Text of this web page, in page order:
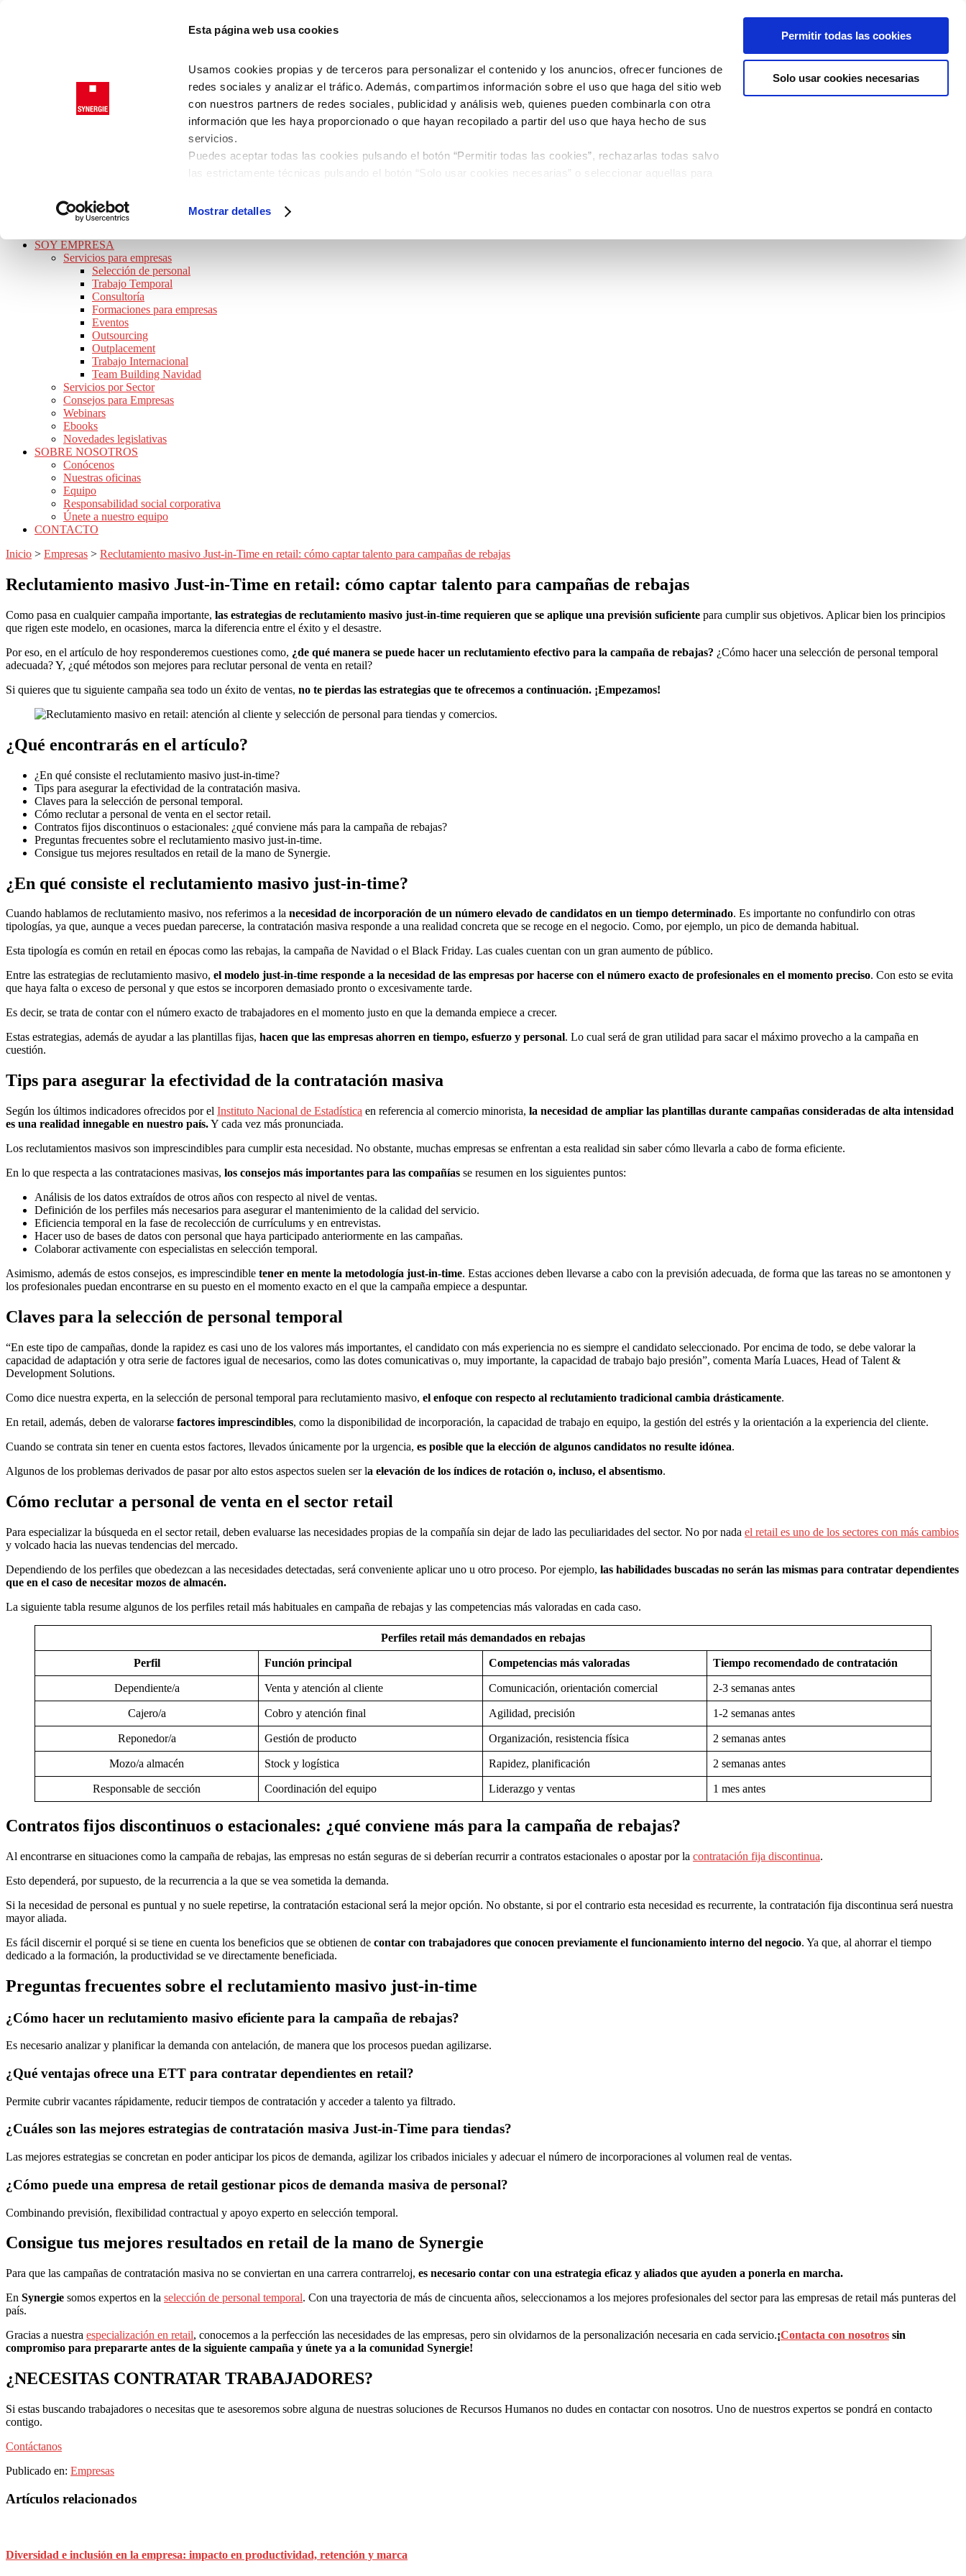
Esta página web usa cookies
Usamos cookies propias y de terceros para personalizar el contenido y los anuncios, ofrecer funciones de
redes sociales y analizar el tráfico. Además, compartimos información sobre el uso que haga del sitio web
con nuestros partners de redes sociales, publicidad y análisis web, quienes pueden combinarla con otra
información que les haya proporcionado o que hayan recopilado a partir del uso que haya hecho de sus
servicios.
Puedes aceptar todas las cookies pulsando el botón “Permitir todas las cookies”, rechazarlas todas salvo
las estrictamente técnicas pulsando el botón “Solo usar cookies necesarias” o seleccionar aquellas para
Consulta nuestra
Política de Cookies
de la página.
Mostrar detalles
Permitir todas las cookies
Solo usar cookies necesarias
Trabajadores
JOB TOUR 2026 · ¡APÚNTATE!
Perfiles Profesionales
Consejos de trabajo
SOY EMPRESA
Servicios para empresas
Selección de personal
Trabajo Temporal
Consultoría
Formaciones para empresas
Eventos
Outsourcing
Outplacement
Trabajo Internacional
Team Building Navidad
Servicios por Sector
Consejos para Empresas
Webinars
Ebooks
Novedades legislativas
SOBRE NOSOTROS
Conócenos
Nuestras oficinas
Equipo
Responsabilidad social corporativa
Únete a nuestro equipo
CONTACTO
Inicio > Empresas > Reclutamiento masivo Just-in-Time en retail: cómo captar talento para campañas de rebajas
Reclutamiento masivo Just-in-Time en retail: cómo captar talento para campañas de rebajas
Como pasa en cualquier campaña importante, las estrategias de reclutamiento masivo just-in-time requieren que se aplique una previsión suficiente para cumplir sus objetivos. Aplicar bien los principios
que rigen este modelo, en ocasiones, marca la diferencia entre el éxito y el desastre.
Por eso, en el artículo de hoy responderemos cuestiones como, ¿de qué manera se puede hacer un reclutamiento efectivo para la campaña de rebajas? ¿Cómo hacer una selección de personal temporal
adecuada? Y, ¿qué métodos son mejores para reclutar personal de venta en retail?
Si quieres que tu siguiente campaña sea todo un éxito de ventas, no te pierdas las estrategias que te ofrecemos a continuación. ¡Empezamos!
¿Qué encontrarás en el artículo?
¿En qué consiste el reclutamiento masivo just-in-time?
Tips para asegurar la efectividad de la contratación masiva.
Claves para la selección de personal temporal.
Cómo reclutar a personal de venta en el sector retail.
Contratos fijos discontinuos o estacionales: ¿qué conviene más para la campaña de rebajas?
Preguntas frecuentes sobre el reclutamiento masivo just-in-time.
Consigue tus mejores resultados en retail de la mano de Synergie.
¿En qué consiste el reclutamiento masivo just-in-time?
Cuando hablamos de reclutamiento masivo, nos referimos a la necesidad de incorporación de un número elevado de candidatos en un tiempo determinado. Es importante no confundirlo con otras
tipologías, ya que, aunque a veces puedan parecerse, la contratación masiva responde a una realidad concreta que se recoge en el negocio. Como, por ejemplo, un pico de demanda habitual.
Esta tipología es común en retail en épocas como las rebajas, la campaña de Navidad o el Black Friday. Las cuales cuentan con un gran aumento de público.
Entre las estrategias de reclutamiento masivo, el modelo just-in-time responde a la necesidad de las empresas por hacerse con el número exacto de profesionales en el momento preciso. Con esto se evita
que haya falta o exceso de personal y que estos se incorporen demasiado pronto o excesivamente tarde.
Es decir, se trata de contar con el número exacto de trabajadores en el momento justo en que la demanda empiece a crecer.
Estas estrategias, además de ayudar a las plantillas fijas, hacen que las empresas ahorren en tiempo, esfuerzo y personal. Lo cual será de gran utilidad para sacar el máximo provecho a la campaña en
cuestión.
Tips para asegurar la efectividad de la contratación masiva
Según los últimos indicadores ofrecidos por el Instituto Nacional de Estadística en referencia al comercio minorista, la necesidad de ampliar las plantillas durante campañas consideradas de alta intensidad
es una realidad innegable en nuestro país.Y cada vez más pronunciada.
Los reclutamientos masivos son imprescindibles para cumplir esta necesidad. No obstante, muchas empresas se enfrentan a esta realidad sin saber cómo llevarla a cabo de forma eficiente.
En lo que respecta a las contrataciones masivas, los consejos más importantes para las compañías se resumen en los siguientes puntos:
Análisis de los datos extraídos de otros años con respecto al nivel de ventas.
Definición de los perfiles más necesarios para asegurar el mantenimiento de la calidad del servicio.
Eficiencia temporal en la fase de recolección de currículums y en entrevistas.
Hacer uso de bases de datos con personal que haya participado anteriormente en las campañas.
Colaborar activamente con especialistas en selección temporal.
Asimismo, además de estos consejos, es imprescindible tener en mente la metodología just-in-time. Estas acciones deben llevarse a cabo con la previsión adecuada, de forma que las tareas no se amontonen y
los profesionales puedan encontrarse en su puesto en el momento exacto en el que la campaña empiece a despuntar.
Claves para la selección de personal temporal
“En este tipo de campañas, donde la rapidez es casi uno de los valores más importantes, el candidato con más experiencia no es siempre el candidato seleccionado. Por encima de todo, se debe valorar la
capacidad de adaptación y otra serie de factores igual de necesarios, como las dotes comunicativas o, muy importante, la capacidad de trabajo bajo presión”, comenta María Luaces, Head of Talent &
Development Solutions.
Como dice nuestra experta, en la selección de personal temporal para reclutamiento masivo, el enfoque con respecto al reclutamiento tradicional cambia drásticamente.
En retail, además, deben de valorarse factores imprescindibles, como la disponibilidad de incorporación, la capacidad de trabajo en equipo, la gestión del estrés y la orientación a la experiencia del cliente.
Cuando se contrata sin tener en cuenta estos factores, llevados únicamente por la urgencia, es posible que la elección de algunos candidatos no resulte idónea.
Algunos de los problemas derivados de pasar por alto estos aspectos suelen ser la elevación de los índices de rotación o, incluso, el absentismo.
Cómo reclutar a personal de venta en el sector retail
Para especializar la búsqueda en el sector retail, deben evaluarse las necesidades propias de la compañía sin dejar de lado las peculiaridades del sector. No por nada el retail es uno de los sectores con más cambios
y volcado hacia las nuevas tendencias del mercado.
Dependiendo de los perfiles que obedezcan a las necesidades detectadas, será conveniente aplicar uno u otro proceso. Por ejemplo, las habilidades buscadas no serán las mismas para contratar dependientes
que en el caso de necesitar mozos de almacén.
La siguiente tabla resume algunos de los perfiles retail más habituales en campaña de rebajas y las competencias más valoradas en cada caso.
Perfiles retail más demandados en rebajas
Perfil Función principal Competencias más valoradas Tiempo recomendado de contratación
Dependiente/a Venta y atención al cliente Comunicación, orientación comercial 2-3 semanas antes
Cajero/a Cobro y atención final Agilidad, precisión 1-2 semanas antes
Reponedor/a Gestión de producto Organización, resistencia física 2 semanas antes
Mozo/a almacén Stock y logística Rapidez, planificación 2 semanas antes
Responsable de sección Coordinación del equipo Liderazgo y ventas 1 mes antes
Contratos fijos discontinuos o estacionales: ¿qué conviene más para la campaña de rebajas?
Al encontrarse en situaciones como la campaña de rebajas, las empresas no están seguras de si deberían recurrir a contratos estacionales o apostar por la contratación fija discontinua.
Esto dependerá, por supuesto, de la recurrencia a la que se vea sometida la demanda.
Si la necesidad de personal es puntual y no suele repetirse, la contratación estacional será la mejor opción. No obstante, si por el contrario esta necesidad es recurrente, la contratación fija discontinua será nuestra
mayor aliada.
Es fácil discernir el porqué si se tiene en cuenta los beneficios que se obtienen de contar con trabajadores que conocen previamente el funcionamiento interno del negocio. Ya que, al ahorrar el tiempo
dedicado a la formación, la productividad se ve directamente beneficiada.
Preguntas frecuentes sobre el reclutamiento masivo just-in-time
¿Cómo hacer un reclutamiento masivo eficiente para la campaña de rebajas?
Es necesario analizar y planificar la demanda con antelación, de manera que los procesos puedan agilizarse.
¿Qué ventajas ofrece una ETT para contratar dependientes en retail?
Permite cubrir vacantes rápidamente, reducir tiempos de contratación y acceder a talento ya filtrado.
¿Cuáles son las mejores estrategias de contratación masiva Just-in-Time para tiendas?
Las mejores estrategias se concretan en poder anticipar los picos de demanda, agilizar los cribados iniciales y adecuar el número de incorporaciones al volumen real de ventas.
¿Cómo puede una empresa de retail gestionar picos de demanda masiva de personal?
Combinando previsión, flexibilidad contractual y apoyo experto en selección temporal.
Consigue tus mejores resultados en retail de la mano de Synergie
Para que las campañas de contratación masiva no se conviertan en una carrera contrarreloj, es necesario contar con una estrategia eficaz y aliados que ayuden a ponerla en marcha.
En Synergie somos expertos en la selección de personal temporal. Con una trayectoria de más de cincuenta años, seleccionamos a los mejores profesionales del sector para las empresas de retail más punteras del
país.
Gracias a nuestra especialización en retail, conocemos a la perfección las necesidades de las empresas, pero sin olvidarnos de la personalización necesaria en cada servicio.¡Contacta con nosotros sin
compromiso para prepararte antes de la siguiente campaña y únete ya a la comunidad Synergie!
¿NECESITAS CONTRATAR TRABAJADORES?
Si estas buscando trabajadores o necesitas que te asesoremos sobre alguna de nuestras soluciones de Recursos Humanos no dudes en contactar con nosotros. Uno de nuestros expertos se pondrá en contacto
contigo.
Contáctanos
Publicado en: Empresas
Barra
Artículos relacionados
Diversidad e inclusión en la empresa: impacto en productividad, retención y marca